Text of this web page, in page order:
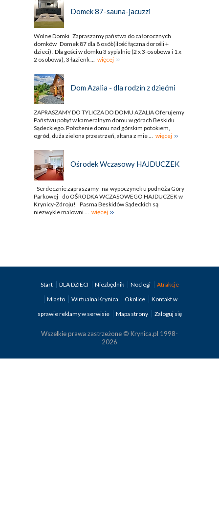
Domek 87-sauna-jacuzzi
Wolne Domki Zapraszamy państwa do całorocznych
domków Domek 87 dla 8 osób(ilość łączna dorośli +
dzieci) . Dla gości w domku 3 sypialnie (2 x 3-osobowa i 1 x
2 osobowa), 3 łazienk ...
więcej
Dom Azalia - dla rodzin z dziećmi
ZAPRASZAMY DO TYLICZA DO DOMU AZALIA Oferujemy
Państwu pobyt w kameralnym domu w górach Beskidu
Sądeckiego. Położenie domu nad górskim potokiem,
ogród, duża zielona przestrzeń, altana z mie ...
więcej
Ośrodek Wczasowy HAJDUCZEK
Serdecznie zapraszamy na wypoczynek u podnóża Góry
Parkowej do OŚRODKA WCZASOWEGO HAJDUCZEK w
Krynicy-Zdroju! Pasma Beskidów Sądeckich są
niezwykle malowni ...
więcej
Start DLA DZIECI Niezbędnik Noclegi
Atrakcje
Miasto
Wirtualna Krynica Okolice
Kontakt w
sprawie reklamy w serwisie
Mapa strony Zaloguj się
Wszelkie prawa zastrzeżone © Krynica.pl 1998-
2026